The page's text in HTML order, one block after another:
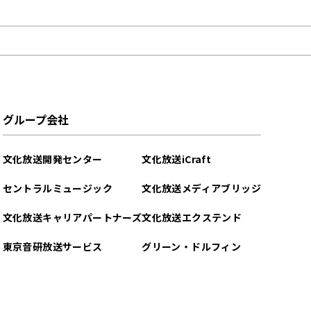
グループ会社
文化放送開発センター
セントラルミュージック
文化放送キャリアパートナーズ
東京音研放送サービス
文化放送iCraft
文化放送メディアブリッジ
文化放送エクステンド
グリーン・ドルフィン